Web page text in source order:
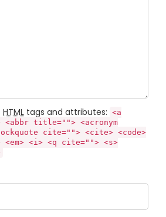
HTML tags and attributes: <a
title=""> <acronym
cite=""> <cite> <code>
<em> <i> <q cite=""> <s>